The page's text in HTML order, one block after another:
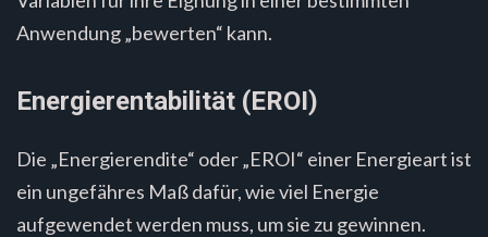
Anwendung „bewerten“ kann.
Energierentabilität (EROI)
Die „Energierendite“ oder „EROI“ einer Energieart ist
ein ungefähres Maß dafür, wie viel Energie
aufgewendet werden muss, um sie zu gewinnen.